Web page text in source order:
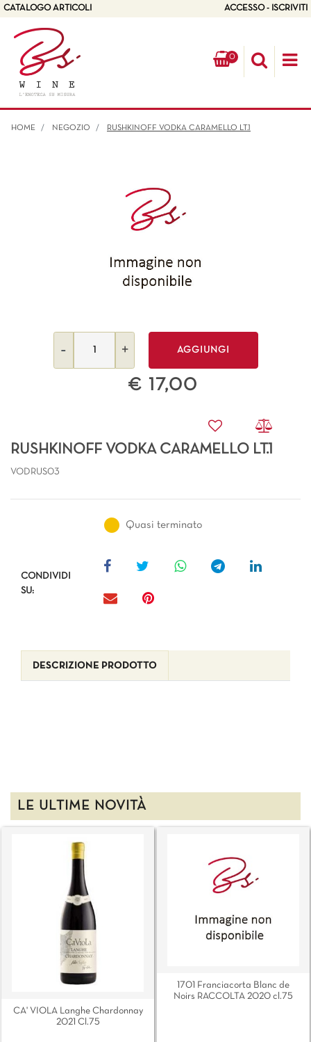
CATALOGO ARTICOLI ACCESSO - ISCRIVITI
0
HOME NEGOZIO RUSHKINOFF VODKA CARAMELLO LT.1
AGGIUNGI
€ 17,00
RUSHKINOFF VODKA CARAMELLO LT.1
VODRUS03
Quasi terminato
CONDIVIDI
SU:
DESCRIZIONE PRODOTTO
LE ULTIME NOVITÀ
CA' VIOLA Langhe Chardonnay
2021 Cl.75
1701 Franciacorta Blanc de
Noirs RACCOLTA 2020 cl.75